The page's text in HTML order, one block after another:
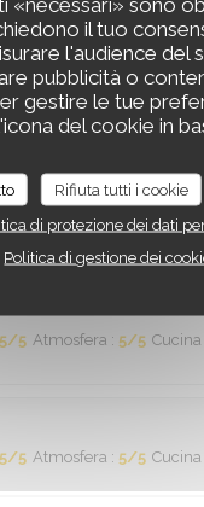
il tuo
l'audience del
pubblicità o
gestire le tue
del cookie in
Rifiuta tutti i cookie
di protezione dei dati
Politica di gestione dei
/5 Atmosfera: 5/5 Cucina
Bravo à tous car votre
5/5 Atmosfera : 5/5 Cucina
5/5 Atmosfera : 5/5 Cucina